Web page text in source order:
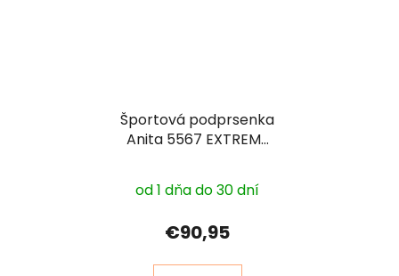
Športová podprsenka
Anita 5567 EXTREME
od 1 dňa do 30 dní
€90,95